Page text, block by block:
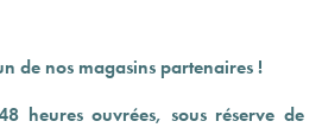
de nos magasins partenaires !
heures ouvrées, sous réserve de